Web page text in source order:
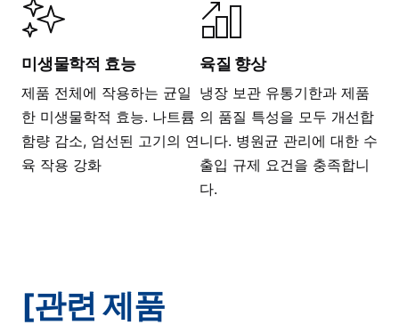
미생물학적 효능
제품 전체에 작용하는 균일
한 미생물학적 효능. 나트륨
함량 감소, 엄선된 고기의 연
육 작용 강화
육질 향상
냉장 보관 유통기한과 제품
의 품질 특성을 모두 개선합
니다. 병원균 관리에 대한 수
출입 규제 요건을 충족합니
다.
[관련 제품